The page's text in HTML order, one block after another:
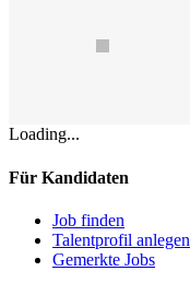
Loading...
Für Kandidaten
Job finden
Talentprofil anlegen
Gemerkte Jobs